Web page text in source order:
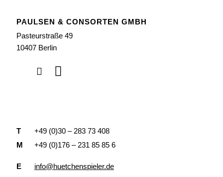
PAULSEN & CONSORTEN GMBH
Pasteurstraße 49
10407 Berlin
T
+49 (0)30 – 283 73 408
M
+49 (0)176 – 231 85 85 6
E
info@huetchenspieler.de